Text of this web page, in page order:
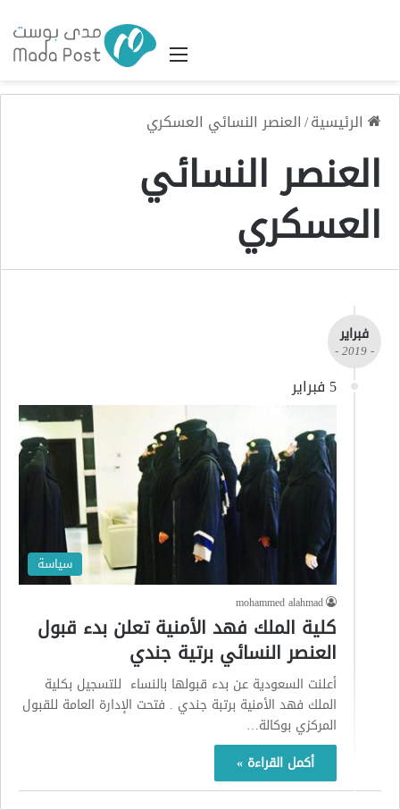
القائمة
الرئيسية/العنصر النسائي العسكري
العنصر النسائي
العسكري
فبراير
- 2019 -
5 فبراير
سياسة
mohammed alahmad
كلية الملك فهد الأمنية تعلن بدء قبول
العنصر النسائي برتية جندي
أعلنت السعودية عن بدء قبولها بالنساء للتسجيل بكلية
الملك فهد الأمنية برتبة جندي . فتحت الإدارة العامة للقبول
المركزي بوكالة…
أكمل القراءة »